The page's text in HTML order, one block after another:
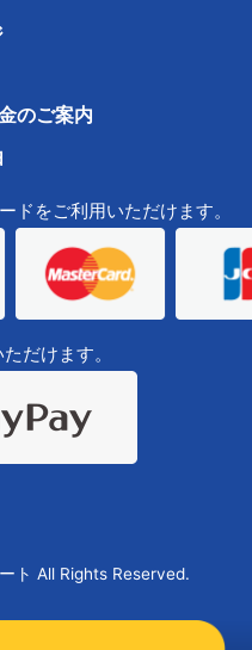
のご案内
ドをご利用いただけます。
だけます。
ト All Rights Reserved.